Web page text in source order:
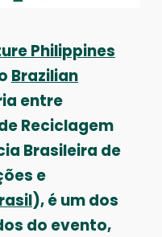
Philippines
Brazilian
entre
Reciclagem
Brasileira de
e
), é um dos
do evento,